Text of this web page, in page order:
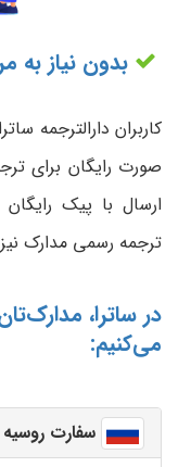
بدون نیاز به
کاربران دارالترجمه
صورت رایگان برای
ارسال با پیک
ترجمه رسمی مدارک
در ساترا،
می‌کنیم:
سفارت روسیه